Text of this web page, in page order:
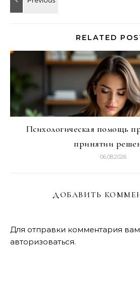
RELATED
Психологическая помощь
принятии
06.08.2026
ДОБАВИТЬ
Для отправки комментария
авторизоваться.